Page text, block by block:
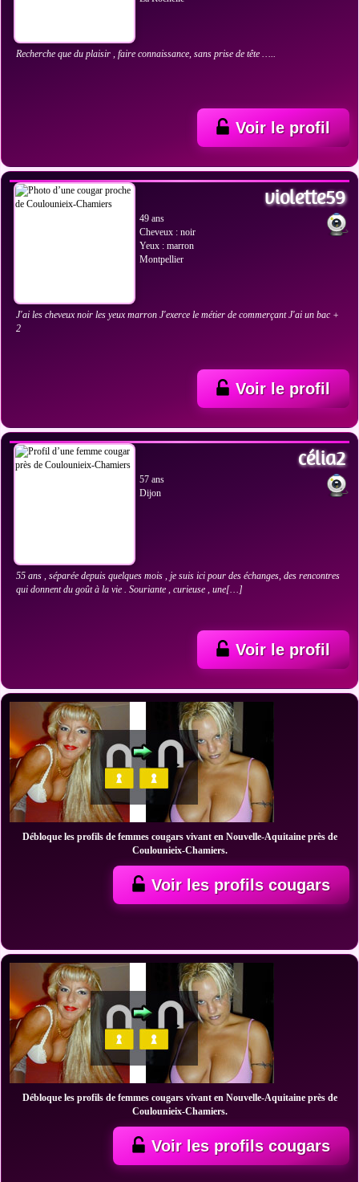
Recherche que du plaisir , faire connaissance, sans prise de tête …..
Voir le profil
violette59
49 ans
Cheveux : noir
Yeux : marron
Montpellier
J'ai les cheveux noir les yeux marron J'exerce le métier de commerçant J'ai un bac +
2
Voir le profil
célia2
57 ans
Dijon
55 ans , séparée depuis quelques mois , je suis ici pour des échanges, des rencontres
qui donnent du goût à la vie . Souriante , curieuse , une[…]
Voir le profil
Débloque les profils de femmes cougars vivant en Nouvelle-Aquitaine près de
Coulounieix-Chamiers.
Voir les profils cougars
Débloque les profils de femmes cougars vivant en Nouvelle-Aquitaine près de
Coulounieix-Chamiers.
Voir les profils cougars